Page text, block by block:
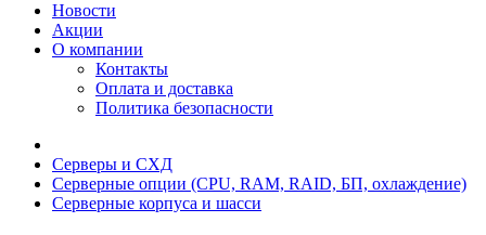
Новости
Акции
О компании
Контакты
Оплата и доставка
Политика безопасности
Серверы и СХД
Серверные опции (CPU, RAM, RAID, БП, охлаждение)
Серверные корпуса и шасси